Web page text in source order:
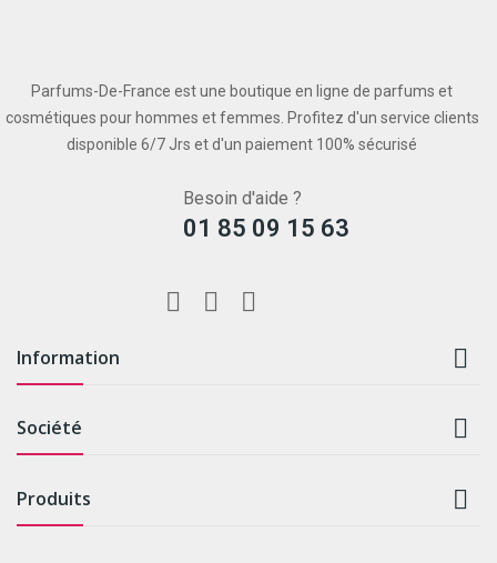
Parfums-De-France est une boutique en ligne de parfums et
cosmétiques pour hommes et femmes. Profitez d'un service clients
disponible 6/7 Jrs et d'un paiement 100% sécurisé
Besoin d'aide ?
01 85 09 15 63
Information 
Société 
Produits 